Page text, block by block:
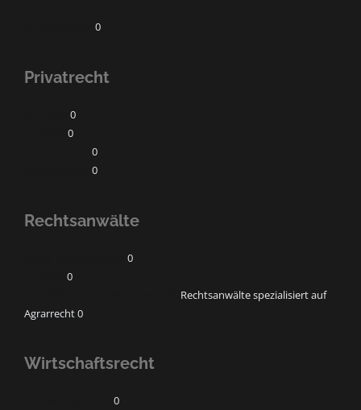
0
Privatrecht
0
0
0
0
Rechtsanwälte
0
0
Rechtsanwälte spezialisiert auf
Agrarrecht 0
Wirtschaftsrecht
0